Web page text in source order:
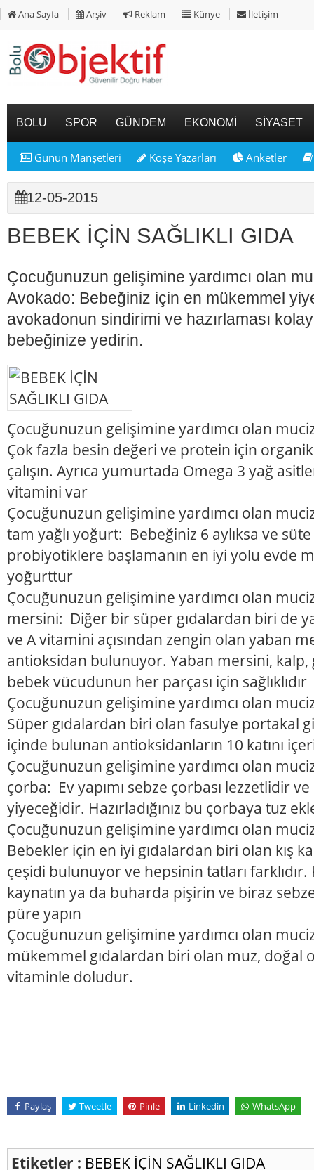
Ana Sayfa Arşiv Reklam Künye İletişim
BOLU SPOR GÜNDEM EKONOMİ SİYASET
Günün Manşetleri Köşe Yazarları Anketler
12-05-2015
BEBEK İÇİN SAĞLIKLI GIDA
Çocuğunuzun gelişimine yardımcı olan
Avokado: Bebeğiniz için en mükemmel
avokadonun sindirimi ve hazırlaması
bebeğinize yedirin.
Çocuğunuzun gelişimine yardımcı olan
Çok fazla besin değeri ve protein için
çalışın. Ayrıca yumurtada Omega 3 yağ
vitamini var
Çocuğunuzun gelişimine yardımcı olan
tam yağlı yoğurt: Bebeğiniz 6 aylıksa ve
probiyotiklere başlamanın en iyi yolu evde
yoğurttur
Çocuğunuzun gelişimine yardımcı olan
mersini: Diğer bir süper gıdalardan biri de
ve A vitamini açısından zengin olan yaban
antioksidan bulunuyor. Yaban mersini, kalp,
bebek vücudunun her parçası için sağlıklıdır
Çocuğunuzun gelişimine yardımcı olan
Süper gıdalardan biri olan fasulye portakal
içinde bulunan antioksidanların 10 katını
Çocuğunuzun gelişimine yardımcı olan
çorba: Ev yapımı sebze çorbası lezzetlidir ve
yiyeceğidir. Hazırladığınız bu çorbaya tuz
Çocuğunuzun gelişimine yardımcı olan
Bebekler için en iyi gıdalardan biri olan kış
çeşidi bulunuyor ve hepsinin tatları farklıdır.
kaynatın ya da buharda pişirin ve biraz
püre yapın
Çocuğunuzun gelişimine yardımcı olan
mükemmel gıdalardan biri olan muz, doğal
vitaminle doludur.
Paylaş Tweetle Pinle Linkedin WhatsApp
Etiketler : BEBEK İÇİN SAĞLIKLI GIDA